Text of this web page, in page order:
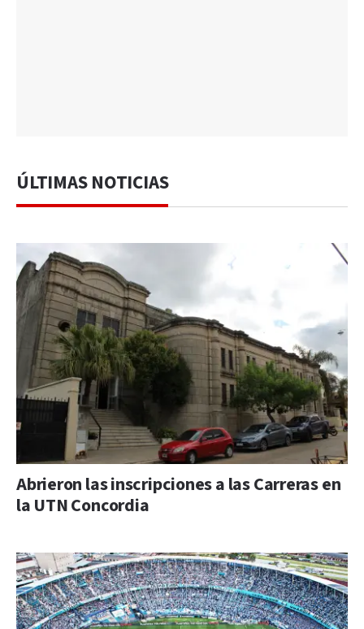
ÚLTIMAS NOTICIAS
Abrieron las inscripciones a las Carreras en
la UTN Concordia